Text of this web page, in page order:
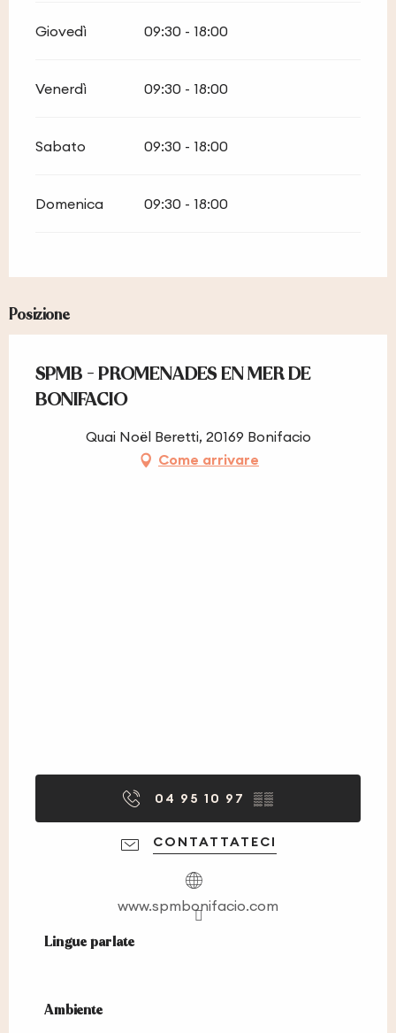
Giovedì 09:30 - 18:00
Venerdì 09:30 - 18:00
Sabato 09:30 - 18:00
Domenica 09:30 - 18:00
Posizione
SPMB - PROMENADES EN MER DE
BONIFACIO
Quai Noël Beretti, 20169 Bonifacio
Come arrivare
04 95 10 97 ▒▒
CONTATTATECI
www.spmbonifacio.com
Lingue parlate
Lingue parlate
Ambiente
Ambiente